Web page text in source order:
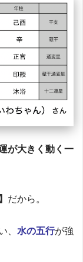
が大きく動く一
】 だから。
、 水の五行が強